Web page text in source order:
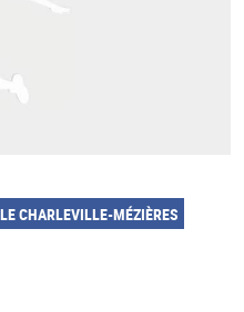
CHARLEVILLE-MÉZIÈRES